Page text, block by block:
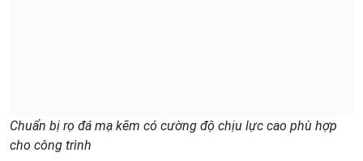
Chuẩn bị rọ đá mạ kẽm có cường độ chịu lực cao phù hợp
cho công trình